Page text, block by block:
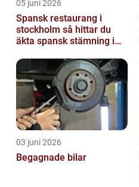
05 juni 2026
Spansk restaurang i
stockholm så hittar du
äkta spansk stämning i
03 juni 2026
Begagnade bilar